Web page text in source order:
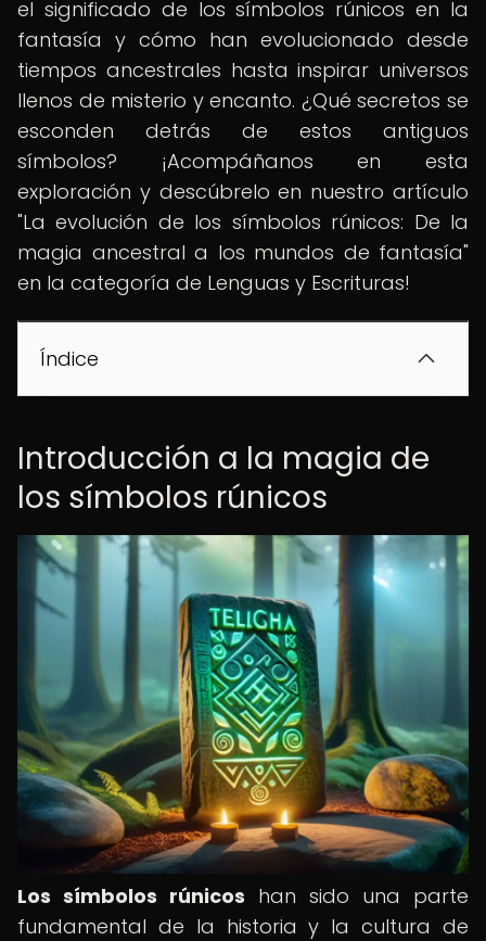
el significado de los símbolos rúnicos en la
fantasía y cómo han evolucionado desde
tiempos ancestrales hasta inspirar universos
llenos de misterio y encanto. ¿Qué secretos se
esconden detrás de estos antiguos
símbolos? ¡Acompáñanos en esta
exploración y descúbrelo en nuestro artículo
"La evolución de los símbolos rúnicos: De la
magia ancestral a los mundos de fantasía"
en la categoría de Lenguas y Escrituras!
Índice
Introducción a la magia de
los símbolos rúnicos
Los símbolos rúnicos han sido una parte
fundamental de la historia y la cultura de